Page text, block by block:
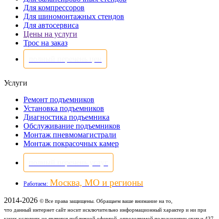
Для компрессоров
Для шиномонтажных стендов
Для автосервиса
Цены на услуги
Трос на заказ
Услуги
Ремонт подъемников
Установка подъемников
Диагностика подъемника
Обслуживание подъемников
Монтаж пневмомагистрали
Монтаж покрасочных камер
Работаем: Москва, МО и регионы
2014-2026 © Все права защищены. Обращаем ваше внимание на то,
что данный интернет сайт носит исключительно информационный характер и ни при